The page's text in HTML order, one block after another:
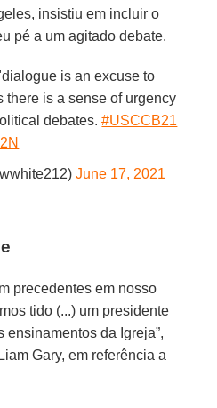
insistiu em incluir o
pé a um agitado debate.
is an excuse to
there is a sense of urgency
debates.#USCCB21
June 17, 2021
precedentes em nosso
tido (...) um presidente
da Igreja”,
Gary, em referência a